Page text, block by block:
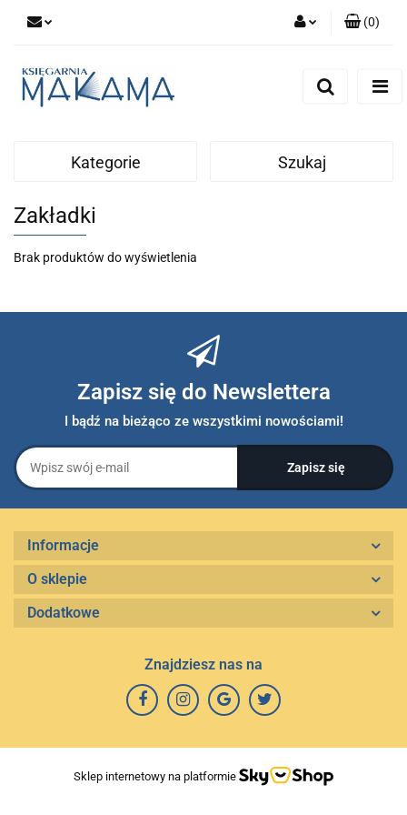
(0)
Kategorie Szukaj
Zakładki
Brak produktów do wyświetlenia
Zapisz się do Newslettera
I bądź na bieżąco ze wszystkimi nowościami!
Informacje
O sklepie
Dodatkowe
Znajdziesz nas na
Sklep internetowy na platformie